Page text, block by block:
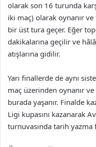
olarak son 16 turunda
iki maç) olarak oynanır
bir üst tura geçer. Eğer
dakikalarına geçilir ve
atışlarına gidilir.
Yarı finallerde de aynı
maç üzerinden oynanır
burada yaşanır. Finalde
Ligi kupasını kazanarak
turnuvasında tarih yazma